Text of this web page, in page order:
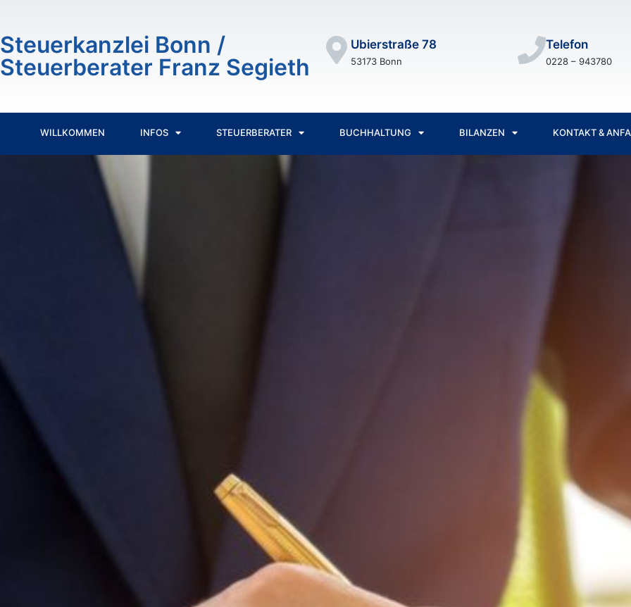
Steuerkanzlei Bonn /
Steuerberater Franz Segieth
Ubierstraße 78
53173 Bonn
Telefon
0228 – 943780
WILLKOMMEN INFOS STEUERBERATER BUCHHALTUNG BILANZEN KONTAKT &